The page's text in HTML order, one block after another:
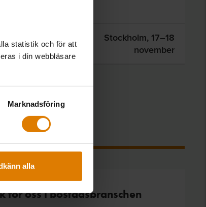
statistik och för att
i din webbläsare
Marknadsföring
alla
& personal Stockholm, 17–18
november
för oss i bostadsbranschen